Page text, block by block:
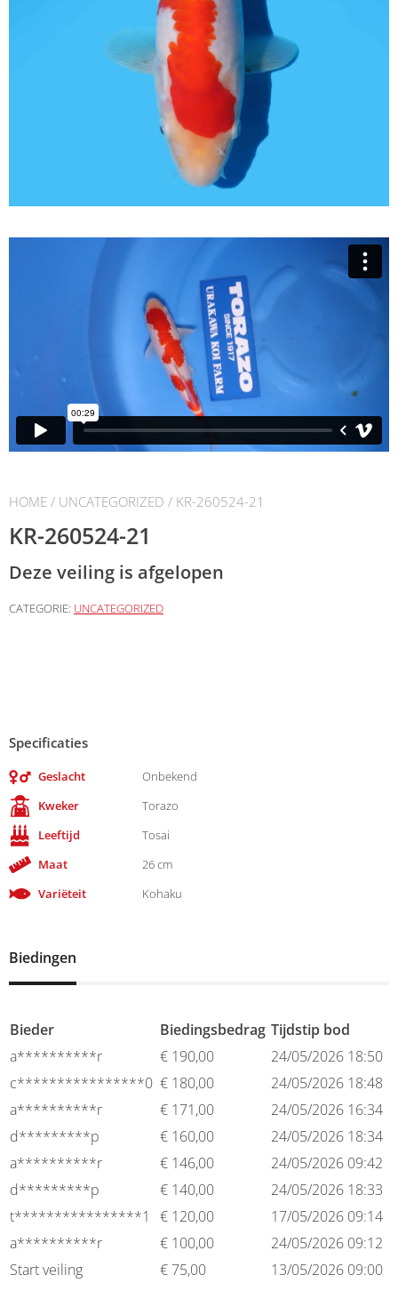
HOME / UNCATEGORIZED / KR-260524-21
KR-260524-21
Deze veiling is afgelopen
CATEGORIE: UNCATEGORIZED
Specificaties
Geslacht
Onbekend
Kweker
Torazo
Leeftijd
Tosai
Maat
26 cm
Variëteit
Kohaku
Biedingen
Bieder Biedingsbedrag Tijdstip bod
a**********r
€ 190,00
24/05/2026 18:50
c****************0 € 180,00
24/05/2026 18:48
a**********r
€ 171,00
24/05/2026 16:34
d*********p
€ 160,00
24/05/2026 18:34
a**********r
€ 146,00
24/05/2026 09:42
d*********p
€ 140,00
24/05/2026 18:33
t****************1
€ 120,00
17/05/2026 09:14
a**********r
€ 100,00
24/05/2026 09:12
Start veiling
€ 75,00 13/05/2026 09:00